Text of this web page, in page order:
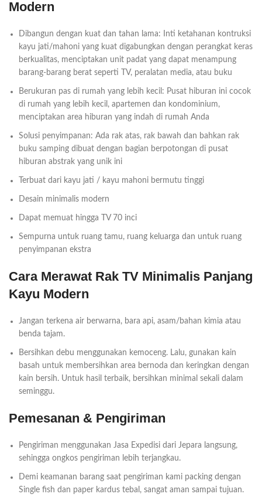
Modern
Dibangun dengan kuat dan tahan lama: Inti ketahanan kontruksi
kayu jati/mahoni yang kuat digabungkan dengan perangkat keras
berkualitas, menciptakan unit padat yang dapat menampung
barang-barang berat seperti TV, peralatan media, atau buku
Berukuran pas di rumah yang lebih kecil: Pusat hiburan ini cocok
di rumah yang lebih kecil, apartemen dan kondominium,
menciptakan area hiburan yang indah di rumah Anda
Solusi penyimpanan: Ada rak atas, rak bawah dan bahkan rak
buku samping dibuat dengan bagian berpotongan di pusat
hiburan abstrak yang unik ini
Terbuat dari kayu jati / kayu mahoni bermutu tinggi
Desain minimalis modern
Dapat memuat hingga TV 70 inci
Sempurna untuk ruang tamu, ruang keluarga dan untuk ruang
penyimpanan ekstra
Cara Merawat Rak TV Minimalis Panjang
Kayu Modern
Jangan terkena air berwarna, bara api, asam/bahan kimia atau
benda tajam.
Bersihkan debu menggunakan kemoceng. Lalu, gunakan kain
basah untuk membersihkan area bernoda dan keringkan dengan
kain bersih. Untuk hasil terbaik, bersihkan minimal sekali dalam
seminggu.
Pemesanan & Pengiriman
Pengiriman menggunakan Jasa Expedisi dari Jepara langsung,
sehingga ongkos pengiriman lebih terjangkau.
Demi keamanan barang saat pengiriman kami packing dengan
Single fish dan paper kardus tebal, sangat aman sampai tujuan.